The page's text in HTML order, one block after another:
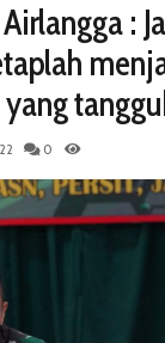
:
0